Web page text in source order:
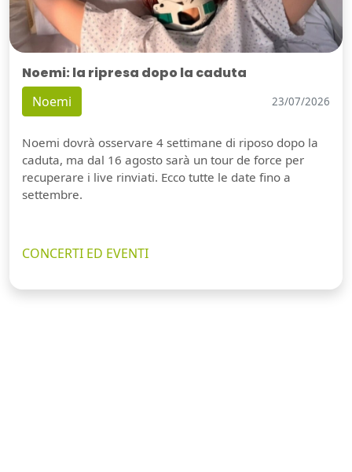
Noemi: la ripresa dopo la caduta
Noemi 23/07/2026
Noemi dovrà osservare 4 settimane di riposo dopo la
caduta, ma dal 16 agosto sarà un tour de force per
recuperare i live rinviati. Ecco tutte le date fino a
settembre.
CONCERTI ED EVENTI